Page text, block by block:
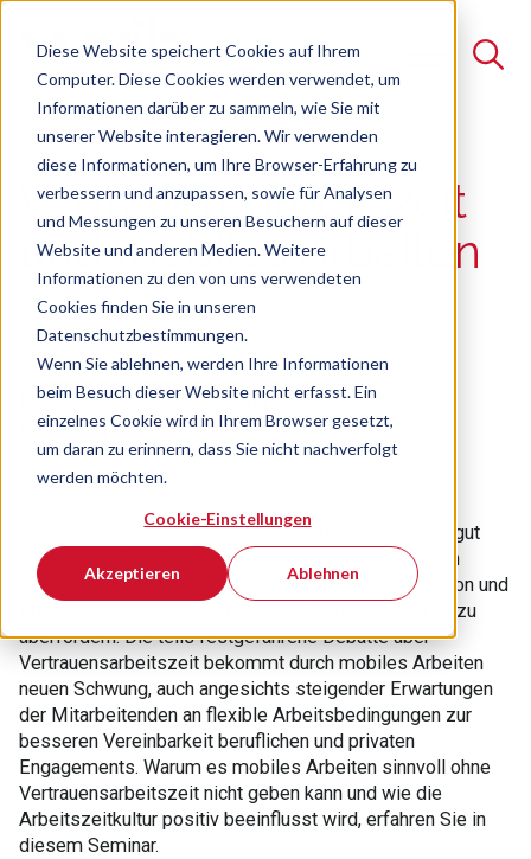
Diese Website speichert Cookies auf Ihrem
Computer. Diese Cookies werden verwendet, um
Informationen darüber zu sammeln, wie Sie mit
unserer Website interagieren. Wir verwenden
diese Informationen, um Ihre Browser-Erfahrung zu
verbessern und anzupassen, sowie für Analysen
und Messungen zu unseren Besuchern auf dieser
Website und anderen Medien. Weitere
Informationen zu den von uns verwendeten
Cookies finden Sie in unseren
Datenschutzbestimmungen.
Wenn Sie ablehnen, werden Ihre Informationen
beim Besuch dieser Website nicht erfasst. Ein
einzelnes Cookie wird in Ihrem Browser gesetzt,
um daran zu erinnern, dass Sie nicht nachverfolgt
werden möchten.
Cookie-Einstellungen
Akzeptieren Ablehnen
Suche
Es gibt keine Vorschläge, da das Suchfeld leer ist.
Vertrauensarbeitszeit
und mobiles Arbeiten
Seminar Freie Plätze verfügbar
Rechtssichere Gestaltung betrieblicher
Regelungen
Vertrauensarbeitszeit und mobiles Arbeiten passen gut
zueinander. Es müssen jedoch geeignete Spielregeln
gefunden werden, um im Betrieb unnötige Koordination und
Kommunikation zu ersparen und Mitarbeitende nicht zu
überfordern. Die teils festgefahrene Debatte über
Vertrauensarbeitszeit bekommt durch mobiles Arbeiten
neuen Schwung, auch angesichts steigender Erwartungen
der Mitarbeitenden an flexible Arbeitsbedingungen zur
besseren Vereinbarkeit beruflichen und privaten
Engagements. Warum es mobiles Arbeiten sinnvoll ohne
Vertrauensarbeitszeit nicht geben kann und wie die
Arbeitszeitkultur positiv beeinflusst wird, erfahren Sie in
diesem Seminar.